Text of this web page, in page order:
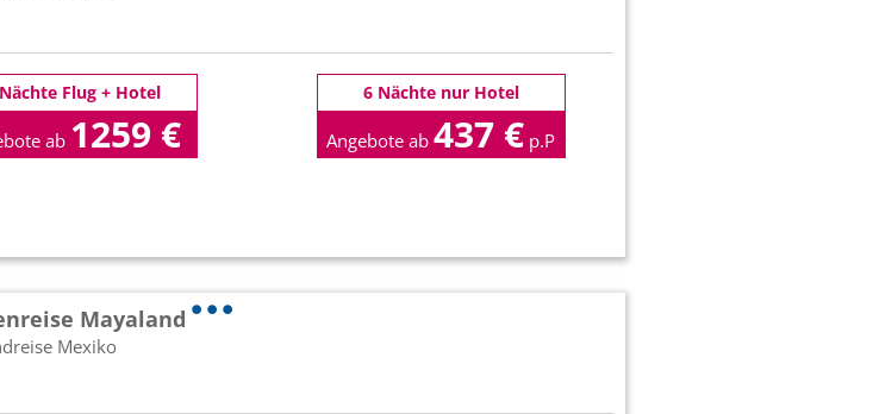
Flug + Hotel
ab 1259 €
6 Nächte nur Hotel
Angebote ab437 € p.P
Mayaland
Mexiko